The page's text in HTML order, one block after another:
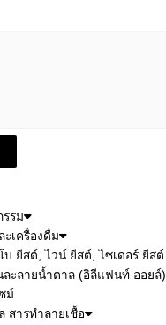
รม
ะเครื่องดื่ม
บ ยีสต์, ไวน์ ยีสต์, ไซเดอร์ ยีสต์
ะลายน้ำตาล (อิลีแฟนท์ ออยล์)
ม์
สารทำลายเชื้อ